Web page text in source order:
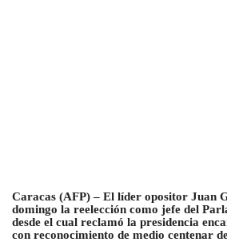
Caracas (AFP) – El líder opositor Juan
domingo la reelección como jefe del
desde el cual reclamó la presidencia
con reconocimiento de medio centenar